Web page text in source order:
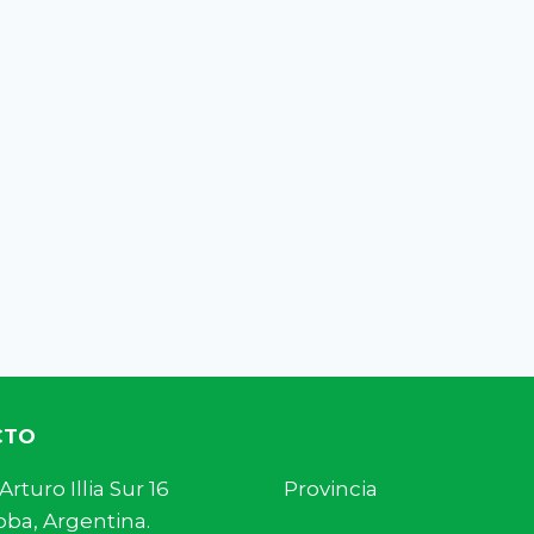
Arturo Illia Sur 16 Provincia
Argentina.